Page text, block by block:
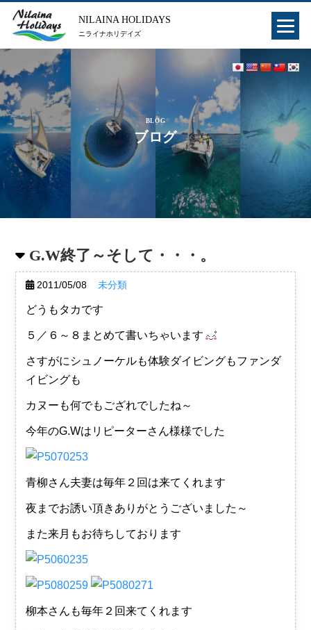
NILAINA HOLIDAYS
ニライナホリデイズ
BLOG
ブログ
G.W終了～そして・・・。
2011/05/08 未分類
どうもタカです
５／６～８まとめて書いちゃいます
さすがにシュノーケルも体験ダイビングもファンダ
イビングも
カヌーも何でもござれでしたね～
今年のG.Wはリピーターさん様様でした
青柳さん夫妻は毎年２回は来てくれます
夜までお誘い頂きありがとうございました～
また来月もお待ちしております
柳本さんも毎年２回来てくれます